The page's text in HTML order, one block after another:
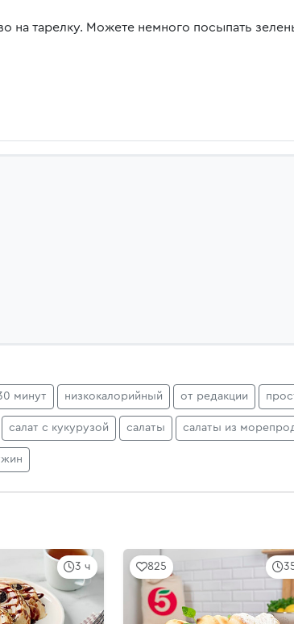
на тарелку. Можете немного посыпать
минут низкокалорийный от редакции
салат с кукурузой салаты салаты из
3 ч 825